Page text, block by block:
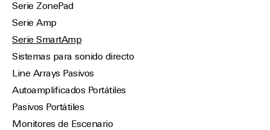
Serie ZonePad
Serie Amp
Serie SmartAmp
Sistemas para sonido directo
Line Arrays Pasivos
Autoamplificados Portátiles
Pasivos Portátiles
Monitores de Escenario